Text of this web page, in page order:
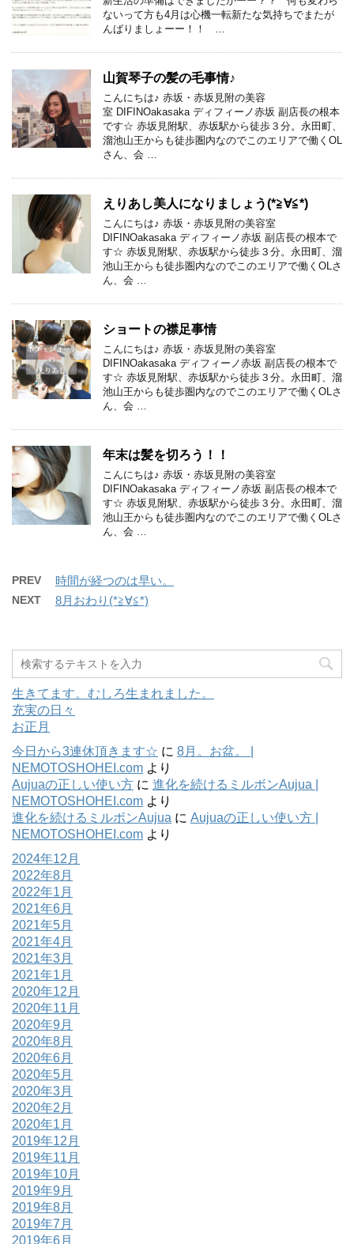
ないって方も4月は心機一転新たな気持ちでまたが
んばりましょーー！！ …
山賀琴子の髪の毛事情♪
こんにちは♪ 赤坂・赤坂見附の美容
室 DIFINOakasaka ディフィーノ赤坂 副店長の根本
です☆ 赤坂見附駅、赤坂駅から徒歩３分。永田町、
溜池山王からも徒歩圏内なのでこのエリアで働くOL
さん、会 …
えりあし美人になりましょう(*≧∀≦*)
こんにちは♪ 赤坂・赤坂見附の美容室
DIFINOakasaka ディフィーノ赤坂 副店長の根本で
す☆ 赤坂見附駅、赤坂駅から徒歩３分。永田町、溜
池山王からも徒歩圏内なのでこのエリアで働くOLさ
ん、会 …
ショートの襟足事情
こんにちは♪ 赤坂・赤坂見附の美容室
DIFINOakasaka ディフィーノ赤坂 副店長の根本で
す☆ 赤坂見附駅、赤坂駅から徒歩３分。永田町、溜
池山王からも徒歩圏内なのでこのエリアで働くOLさ
ん、会 …
年末は髪を切ろう！！
こんにちは♪ 赤坂・赤坂見附の美容室
DIFINOakasaka ディフィーノ赤坂 副店長の根本で
す☆ 赤坂見附駅、赤坂駅から徒歩３分。永田町、溜
池山王からも徒歩圏内なのでこのエリアで働くOLさ
ん、会 …
PREV 時間が経つのは早い。
NEXT 8月おわり(*≧∀≦*)
生きてます。むしろ生まれました。
充実の日々
お正月
今日から3連休頂きます☆ に 8月。お盆。 |
NEMOTOSHOHEI.com より
Aujuaの正しい使い方 に 進化を続けるミルボンAujua |
NEMOTOSHOHEI.com より
進化を続けるミルボンAujua に Aujuaの正しい使い方 |
NEMOTOSHOHEI.com より
2024年12月
2022年8月
2022年1月
2021年6月
2021年5月
2021年4月
2021年3月
2021年1月
2020年12月
2020年11月
2020年9月
2020年8月
2020年6月
2020年5月
2020年3月
2020年2月
2020年1月
2019年12月
2019年11月
2019年10月
2019年9月
2019年8月
2019年7月
2019年6月